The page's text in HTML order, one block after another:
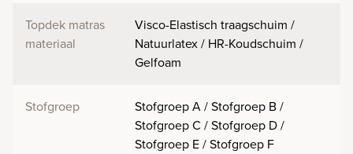
Topdek matras
materiaal
Visco-Elastisch traagschuim /
Natuurlatex / HR-Koudschuim /
Gelfoam
Stofgroep
Stofgroep A / Stofgroep B /
Stofgroep C / Stofgroep D /
Stofgroep E / Stofgroep F